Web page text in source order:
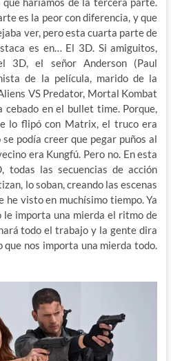
es la peor con diferencia, y que
ver, pero esta cuarta parte de
es en… El 3D. Si amiguitos,
3D, el señor Anderson (Paul
de la película, marido de la
VS Predator, Mortal Kombat
cebado en el bullet time. Porque,
lo flipó con Matrix, el truco era
podía creer que pegar puños al
era Kungfú. Pero no. En esta
todas las secuencias de acción
lo soban, creando las escenas
he visto en muchísimo tiempo. Ya
importa una mierda el ritmo de
todo el trabajo y la gente dira
que nos importa una mierda todo.